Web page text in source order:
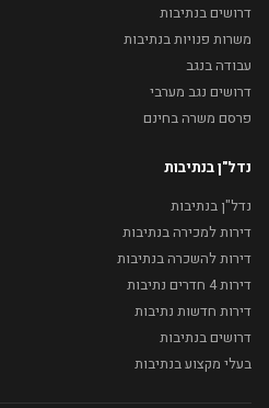
דרושים בנתיבות
משרות פנויות בנתיבות
עבודה בנגב
דרושים נגב מערבי
פרסם משרה בחינם
נדל"ן בנתיבות
נדל"ן בנתיבות
דירות למכירה בנתיבות
דירות להשכרה בנתיבות
דירות 4 חדרים נתיבות
דירות חדשות נתיבות
דרושים בנתיבות
בעלי מקצוע בנתיבות